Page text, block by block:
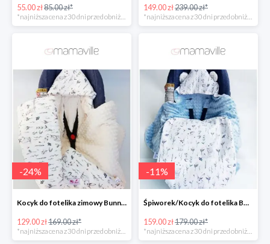
55.00 zł85.00 zł*
*najniższa cena z 30 dni przed obniżką
149.00 zł239.00 zł*
*najniższa cena z 30 dni przed obniżką
-24%
Kocyk do fotelika zimowy Bunnies Mi Bebe -23%
129.00 zł169.00 zł*
-11%
Śpiworek/Kocyk do fotelika BAMBUSOWY Bunnies -11%
159.00 zł179.00 zł*